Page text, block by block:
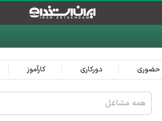
حضوری دورکاری کارآموز
همه مشاغل